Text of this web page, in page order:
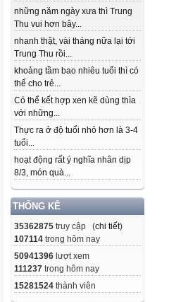
những năm ngày xưa thì Trung
Thu vui hơn bây...
nhanh thật, vài tháng nữa lại tới
Trung Thu rồi...
khoảng tầm bao nhiêu tuổi thì có
thể cho trẻ...
Có thể kết hợp xen kẽ dùng thìa
với những...
Thực ra ở độ tuổi nhỏ hơn là 3-4
tuổi...
hoạt động rất ý nghĩa nhân dịp
8/3, món quà...
THỐNG KÊ
35362875 truy cập (chi tiết)
107114 trong hôm nay
50941396 lượt xem
111237 trong hôm nay
15281524 thành viên